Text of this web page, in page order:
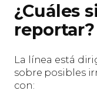
¿Cuáles
reportar?
La línea está
sobre posibles
con: